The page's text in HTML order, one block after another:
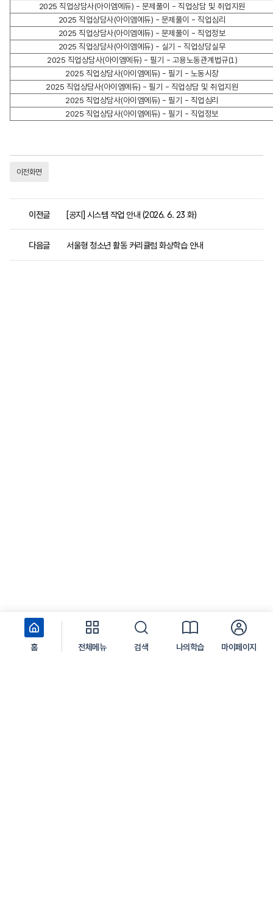
2025 직업상담사(아이엠에듀) - 문제풀이 - 직업상담 및 취업지원
2025 직업상담사(아이엠에듀) - 문제풀이 - 직업심리
2025 직업상담사(아이엠에듀) - 문제풀이 - 직업정보
2025 직업상담사(아이엠에듀) - 실기 - 직업상담실무
2025 직업상담사(아이엠에듀) - 필기 - 고용노동관계법규(1)
2025 직업상담사(아이엠에듀) - 필기 - 노동시장
2025 직업상담사(아이엠에듀) - 필기 - 직업상담 및 취업지원
2025 직업상담사(아이엠에듀) - 필기 - 직업심리
2025 직업상담사(아이엠에듀) - 필기 - 직업정보
이전화면
이전글 [공지] 시스템 작업 안내 (2026. 6. 23 화)
다음글 서울형 청소년 활동 커리큘럼 화상학습 안내
홈 전체메뉴 검색 나의학습 마이페이지